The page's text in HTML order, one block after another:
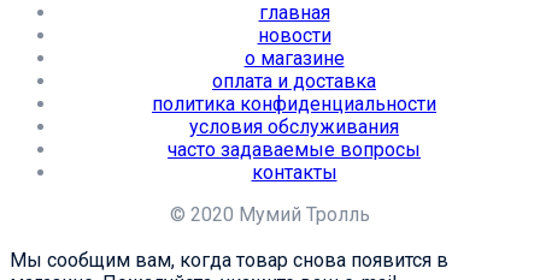
главная
новости
о магазине
оплата и доставка
политика конфиденциальности
условия обслуживания
часто задаваемые вопросы
контакты
© 2020 Мумий Тролль
Мы сообщим вам, когда товар снова появится в